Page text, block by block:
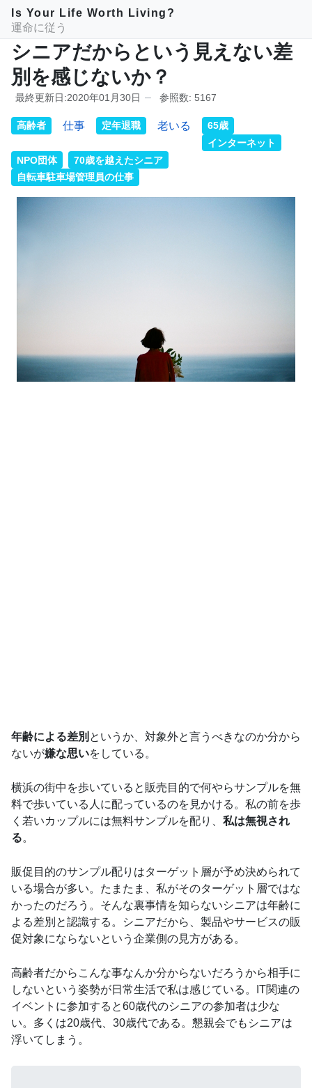
Is Your Life Worth Living?
運命に従う
シニアだからという見えない差
別を感じないか？
最終更新日:2020年01月30日 参照数: 5167
高齢者 仕事 定年退職 老いる
65歳
インターネット
NPO団体
70歳を越えたシニア
自転車駐車場管理員の仕事
年齢による差別 というか、対象外と言うべきなのか分から
ないが嫌な思いをしている。
横浜の街中を歩いていると販売目的で何やらサンプルを無
料で歩いている人に配っているのを見かける。私の前を歩
く若いカップルには無料サンプルを配り、 私は無視され
る。
販促目的のサンプル配りはターゲット層が予め決められて
いる場合が多い。たまたま、私がそのターゲット層ではな
かったのだろう。そんな裏事情を知らないシニアは年齢に
よる差別と認識する。シニアだから、製品やサービスの販
促対象にならないという企業側の見方がある。
高齢者だからこんな事なんか分からないだろうから相手に
しないという姿勢が日常生活で私は感じている。IT関連の
イベントに参加すると60歳代のシニアの参加者は少な
い。多くは20歳代、30歳代である。懇親会でもシニアは
浮いてしまう。